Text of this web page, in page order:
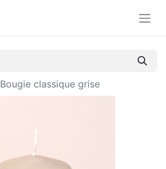
Bougie classique grise